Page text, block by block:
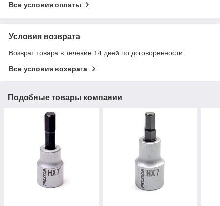
Все условия оплаты
Условия возврата
Возврат товара в течение 14 дней по договоренности
Все условия возврата
Подобные товары компании